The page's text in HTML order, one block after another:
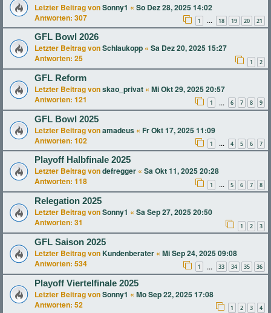
Letzter Beitrag vonSonny1 « So Dez 28, 2025 14:02
Antworten: 307 1 … 18 19 20 21
GFL Bowl 2026
Letzter Beitrag vonSchlaukopp « Sa Dez 20, 2025 15:27
Antworten: 25 1 2
GFL Reform
Letzter Beitrag vonskao_privat « Mi Okt 29, 2025 20:57
Antworten: 121 1 … 6 7 8 9
GFL Bowl 2025
Letzter Beitrag vonamadeus « Fr Okt 17, 2025 11:09
Antworten: 102 1 … 4 5 6 7
Playoff Halbfinale 2025
Letzter Beitrag vondefregger « Sa Okt 11, 2025 20:28
Antworten: 118 1 … 5 6 7 8
Relegation 2025
Letzter Beitrag vonSonny1 « Sa Sep 27, 2025 20:50
Antworten: 31 1 2 3
GFL Saison 2025
Letzter Beitrag von Kundenberater « Mi Sep 24, 2025 09:08
Antworten: 534 1 … 33 34 35 36
Playoff Viertelfinale 2025
Letzter Beitrag vonSonny1 « Mo Sep 22, 2025 17:08
Antworten: 52 1 2 3 4